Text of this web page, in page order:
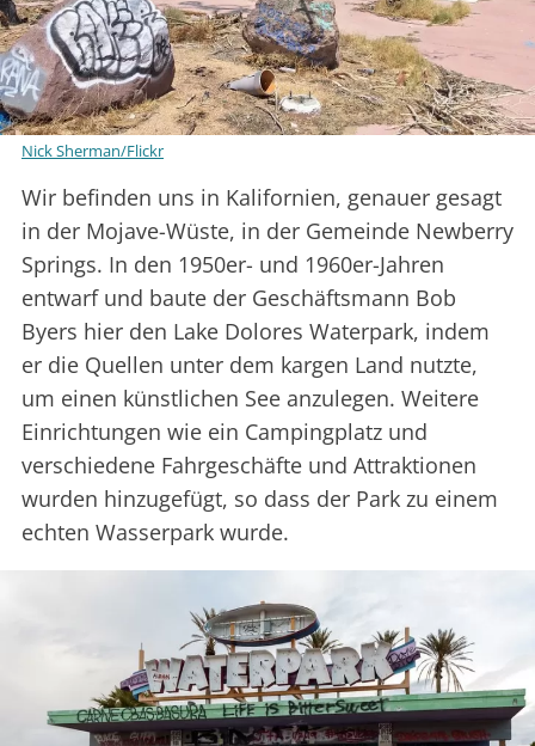
Nick Sherman/Flickr
Wir befinden uns in Kalifornien, genauer gesagt
in der Mojave-Wüste, in der Gemeinde Newberry
Springs. In den 1950er- und 1960er-Jahren
entwarf und baute der Geschäftsmann Bob
Byers hier den Lake Dolores Waterpark, indem
er die Quellen unter dem kargen Land nutzte,
um einen künstlichen See anzulegen. Weitere
Einrichtungen wie ein Campingplatz und
verschiedene Fahrgeschäfte und Attraktionen
wurden hinzugefügt, so dass der Park zu einem
echten Wasserpark wurde.